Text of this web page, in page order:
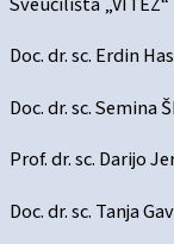
Doc. dr. sc. Erdin
Doc. dr. sc. Semina
Prof. dr. sc. Darijo
Doc. dr. sc. Tanja